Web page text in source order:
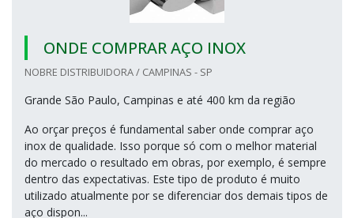
ONDE COMPRAR AÇO INOX
NOBRE DISTRIBUIDORA / CAMPINAS - SP
Grande São Paulo, Campinas e até 400 km da região
Ao orçar preços é fundamental saber onde comprar aço
inox de qualidade. Isso porque só com o melhor material
do mercado o resultado em obras, por exemplo, é sempre
dentro das expectativas. Este tipo de produto é muito
utilizado atualmente por se diferenciar dos demais tipos de
aço dispon...